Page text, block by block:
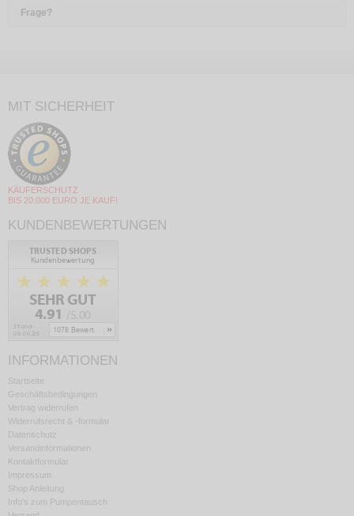
Frage?
MIT SICHERHEIT
KÄUFERSCHUTZ
BIS 20.000 EURO JE KAUF!
KUNDENBEWERTUNGEN
INFORMATIONEN
Startseite
Geschäftsbedingungen
Vertrag widerrufen
Widerrufsrecht & -formular
Datenschutz
Versandinformationen
Kontaktformular
Impressum
Shop Anleitung
Info's zum Pumpentausch